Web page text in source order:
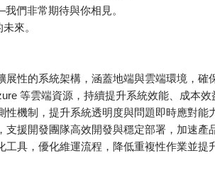
們非常期待與你相見。
來。
性的系統架構，涵蓋地端與雲端環境，確
等雲端資源，持續提升系統效能、成本效
機制，提升系統透明度與問題即時應對能
援開發團隊高效開發與穩定部署，加速產
具，優化維運流程，降低重複性作業並提